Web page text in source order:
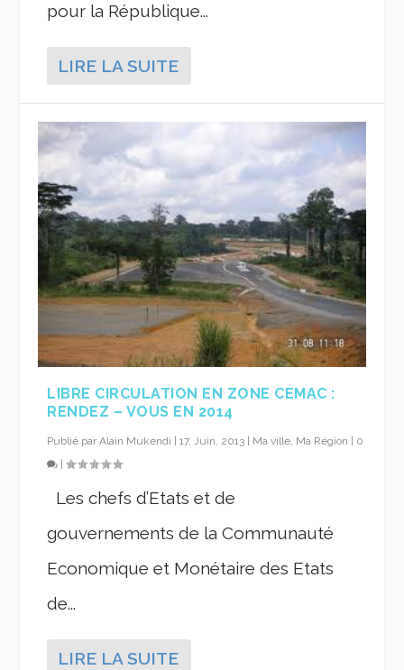
pour la République...
LIRE LA SUITE
LIBRE CIRCULATION EN ZONE CEMAC :
RENDEZ – VOUS EN 2014
Publié parAlain Mukendi |17, Juin, 2013 Ma ville, Ma Région
0
|
Les chefs d’Etats et de
gouvernements de la Communauté
Economique et Monétaire des Etats
de...
LIRE LA SUITE